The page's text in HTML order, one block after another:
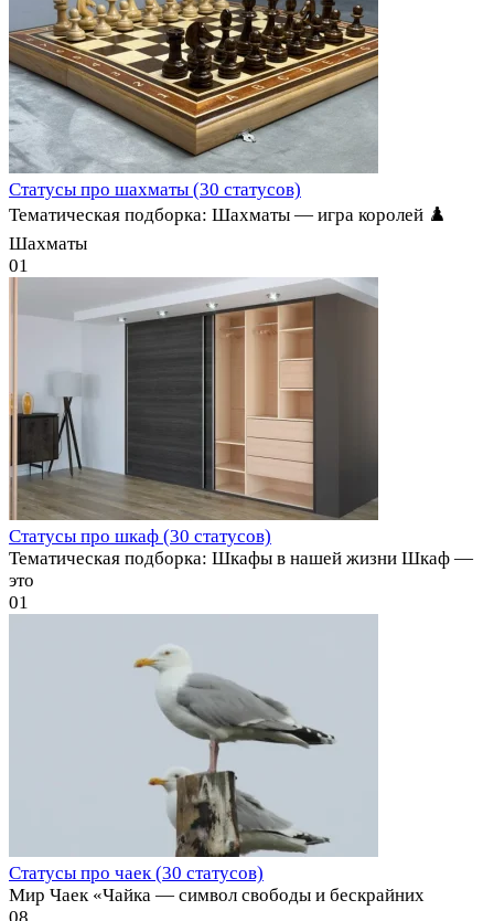
Статусы про шахматы (30 статусов)
Тематическая подборка: Шахматы — игра королей ♟️
Шахматы
01
Статусы про шкаф (30 статусов)
Тематическая подборка: Шкафы в нашей жизни Шкаф —
это
01
Статусы про чаек (30 статусов)
Мир Чаек «Чайка — символ свободы и бескрайних